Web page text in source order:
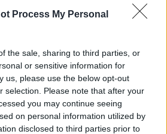
Process My Personal
the sale, sharing to third parties, or
or sensitive information for
us, please use the below opt-out
selection. Please note that after your
you may continue seeing
on personal information utilized by
disclosed to third parties prior to